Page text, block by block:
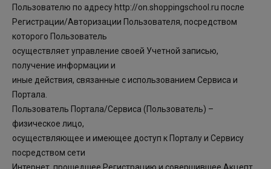
Пользователю по адресу http://on.shoppingschool.ru после
Регистрации/Авторизации Пользователя, посредством
которого Пользователь
осуществляет управление своей Учетной записью,
получение информации и
иные действия, связанные с использованием Сервиса и
Портала.
Пользователь Портала/Сервиса (Пользователь) –
физическое лицо,
осуществляющее и имеющее доступ к Порталу и Сервису
посредством сети